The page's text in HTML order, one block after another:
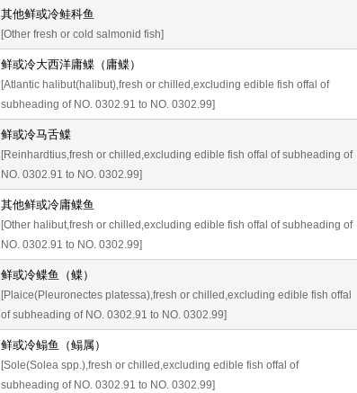
其他鲜或冷鲑科鱼
[Other fresh or cold salmonid fish]
鲜或冷大西洋庸鲽（庸鲽）
[Atlantic halibut(halibut),fresh or chilled,excluding edible fish offal of
subheading of NO. 0302.91 to NO. 0302.99]
鲜或冷马舌鲽
[Reinhardtius,fresh or chilled,excluding edible fish offal of subheading of
NO. 0302.91 to NO. 0302.99]
其他鲜或冷庸鲽鱼
[Other halibut,fresh or chilled,excluding edible fish offal of subheading of
NO. 0302.91 to NO. 0302.99]
鲜或冷鲽鱼（鲽）
[Plaice(Pleuronectes platessa),fresh or chilled,excluding edible fish offal
of subheading of NO. 0302.91 to NO. 0302.99]
鲜或冷鳎鱼（鳎属）
[Sole(Solea spp.),fresh or chilled,excluding edible fish offal of
subheading of NO. 0302.91 to NO. 0302.99]